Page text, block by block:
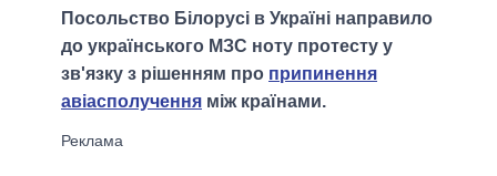
Посольство Білорусі в Україні направило
до українського МЗС ноту протесту у
зв'язку з рішенням про припинення
авіасполучення між країнами.